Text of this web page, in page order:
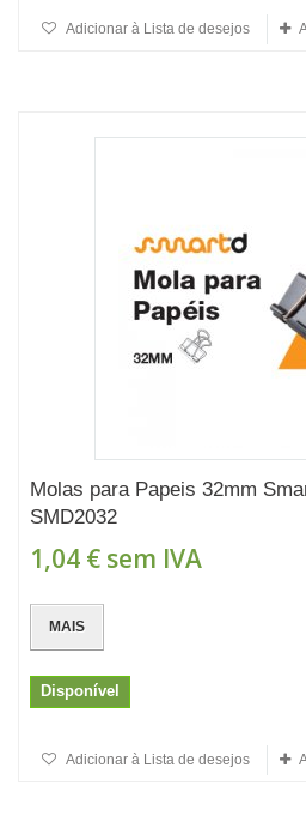
Adicionar à Lista de desejos
Molas para Papeis 32mm
SMD2032
1,04 € sem IVA
MAIS
Disponível
Adicionar à Lista de desejos